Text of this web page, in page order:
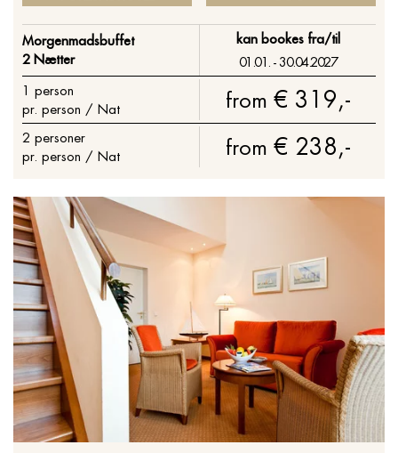
Morgenmadsbuffet
2 Nætter
kan bookes fra/til
01.01. - 30.04.2027
1 person
pr. person / Nat
from € 319,-
2 personer
pr. person / Nat
from € 238,-